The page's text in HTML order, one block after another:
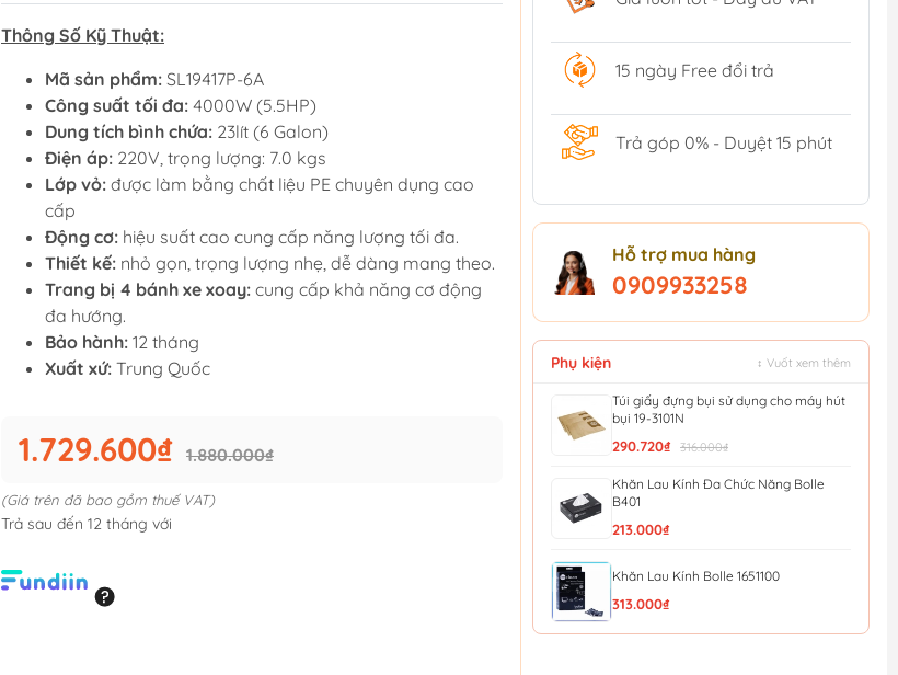
Thông Số Kỹ Thuật:
Mã sản phẩm: SL19417P-6A
Công suất tối đa: 4000W (5.5HP)
Dung tích bình chứa: 23lít (6 Galon)
Điện áp: 220V, trọng lượng: 7.0 kgs
Lớp vỏ: được làm bằng chất liệu PE chuyên dụng cao
cấp
Động cơ: hiệu suất cao cung cấp năng lượng tối đa.
Thiết kế: nhỏ gọn, trọng lượng nhẹ, dễ dàng mang theo.
Trang bị 4 bánh xe xoay: cung cấp khả năng cơ động
đa hướng.
Bảo hành: 12 tháng
Xuất xứ: Trung Quốc
1.729.600₫ 1.880.000₫
(Giá trên đã bao gồm thuế VAT)
Trả sau đến 12 tháng với
15 ngày Free đổi trả
Trả góp 0% - Duyệt 15 phút
Hỗ trợ mua hàng
0909933258
Phụ kiện ↕ Vuốt xem thêm
Túi giấy đựng bụi sử dụng cho máy hút
bụi 19-3101N
290.720₫ 316.000₫
Khăn Lau Kính Đa Chức Năng Bolle
B401
213.000₫
Khăn Lau Kính Bolle 1651100
313.000₫